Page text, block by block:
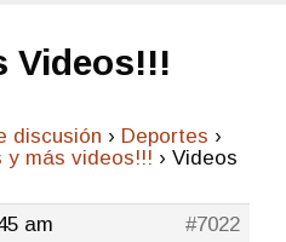
Videos!!!
discusión › Deportes ›
y más videos!!! › Videos
am
#7022